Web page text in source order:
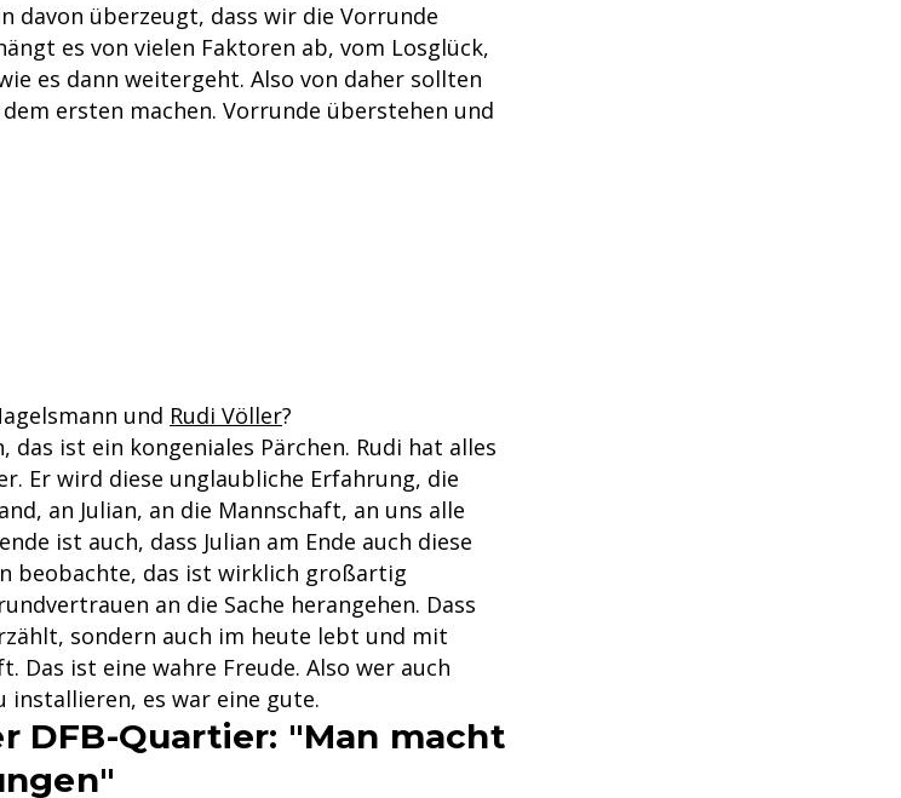
davon überzeugt, dass wir die Vorrunde
es von vielen Faktoren ab, vom Losglück,
es dann weitergeht. Also von daher sollten
ersten machen. Vorrunde überstehen und
und Rudi Völler?
das ist ein kongeniales Pärchen. Rudi hat alles
Er wird diese unglaubliche Erfahrung, die
an Julian, an die Mannschaft, an uns alle
ist auch, dass Julian am Ende auch diese
beobachte, das ist wirklich großartig
an die Sache herangehen. Dass
sondern auch im heute lebt und mit
Das ist eine wahre Freude. Also wer auch
installieren, es war eine gute.
DFB-Quartier: "Man macht